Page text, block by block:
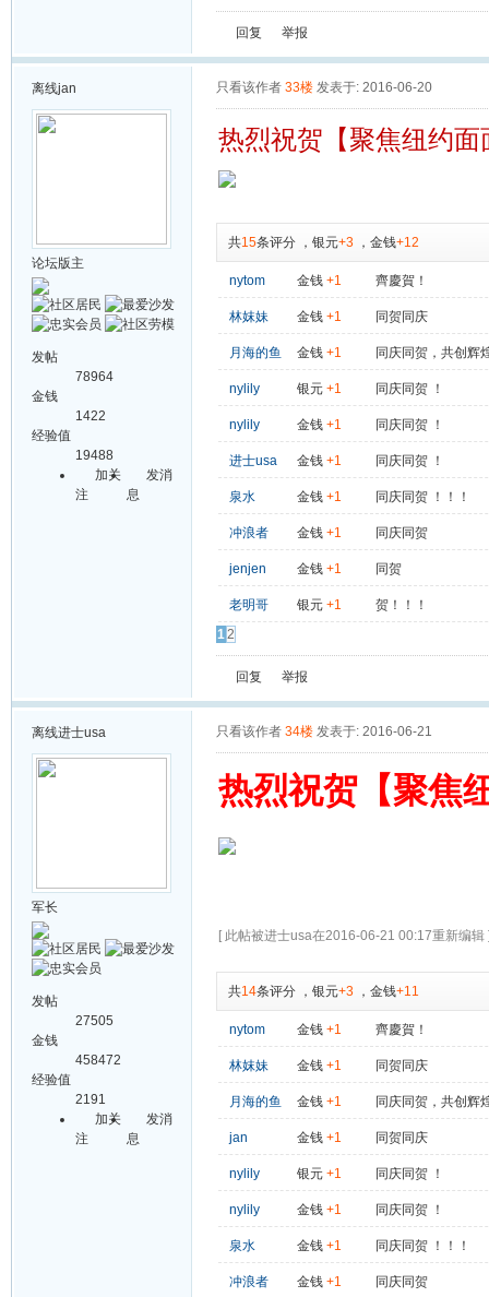
回复 举报
离线jan
论坛版主
发帖
78964
金钱
1422
经验值
19488
加关
注
发消
息
只看该作者 33楼 发表于: 2016-06-20
热烈祝贺【聚焦纽约
共15条评分 ， 银元+3 ， 金钱+12
nytom 金钱 +1 齊慶賀！
林妺妹 金钱 +1 同贺同庆
月海的鱼 金钱 +1 同庆同贺，共创辉
nylily 银元 +1 同庆同贺 ！
nylily 金钱 +1 同庆同贺 ！
进士usa 金钱 +1 同庆同贺 ！
泉水 金钱 +1 同庆同贺 ！！！
冲浪者 金钱 +1 同庆同贺
jenjen 金钱 +1 同贺
老明哥 银元 +1
贺！！！
12
回复 举报
离线进士usa
军长
发帖
27505
金钱
458472
经验值
2191
加关
注
发消
息
只看该作者 34楼 发表于: 2016-06-21
热烈祝贺【聚焦
[ 此帖被进士usa在2016-06-21 00:17重新编辑
共14条评分 ， 银元+3 ， 金钱+11
nytom 金钱 +1 齊慶賀！
林妺妹 金钱 +1 同贺同庆
月海的鱼 金钱 +1 同庆同贺，共创辉
jan 金钱 +1 同贺同庆
nylily 银元 +1 同庆同贺 ！
nylily 金钱 +1 同庆同贺 ！
泉水 金钱 +1 同庆同贺 ！！！
冲浪者 金钱 +1 同庆同贺